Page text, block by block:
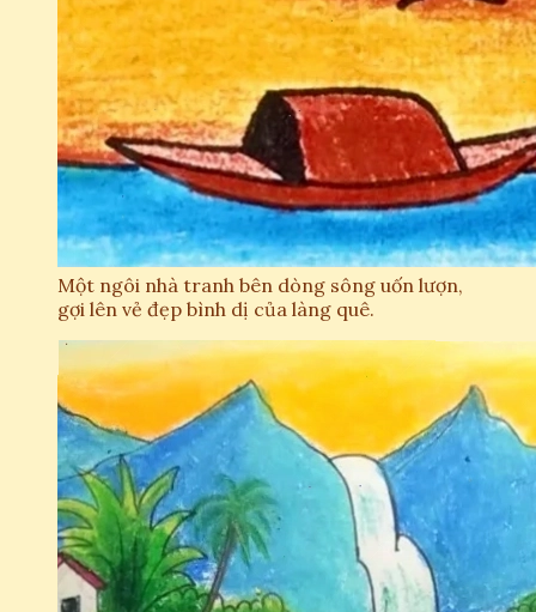
Một ngôi nhà tranh bên dòng sông uốn lượn,
gợi lên vẻ đẹp bình dị của làng quê.